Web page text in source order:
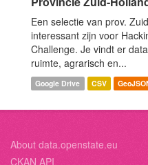
Een selectie van prov.
interessant zijn voor
Challenge. Je vindt er
ruimte, agrarisch en...
Google Drive CSV
About data.openstate.eu
CKAN API